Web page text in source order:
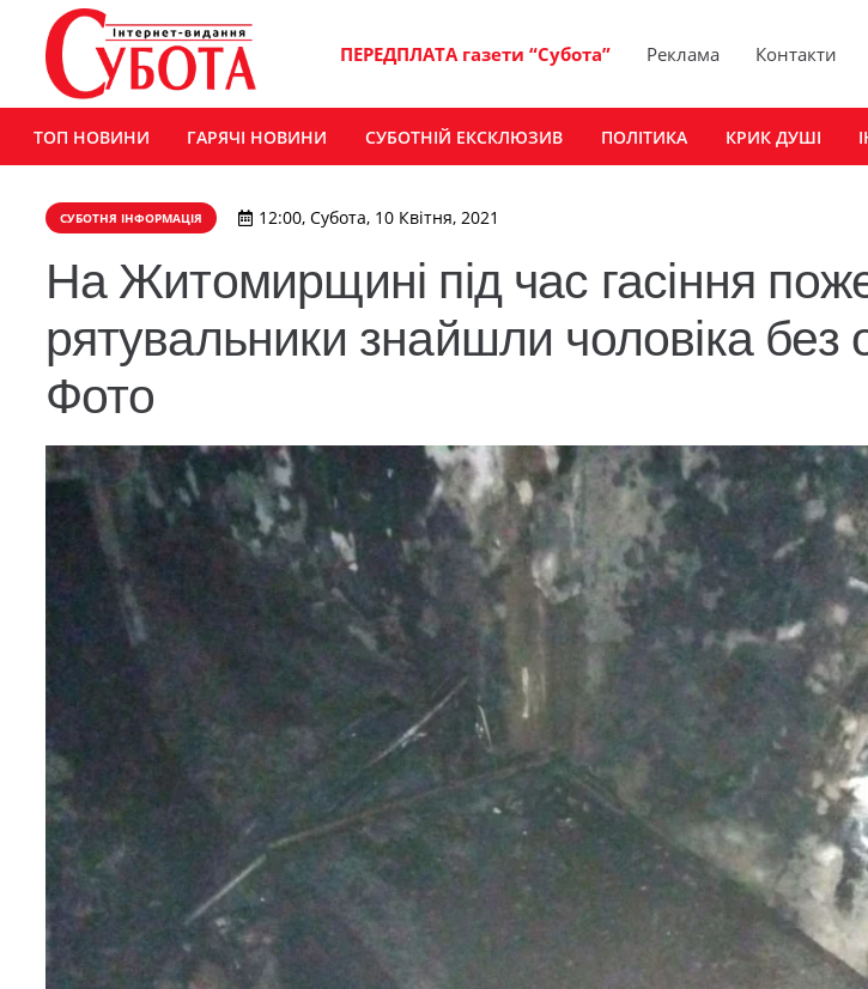
ПЕРЕДПЛАТА газети “Субота” Реклама Контакти
ТОП НОВИНИ ГАРЯЧІ НОВИНИ СУБОТНІЙ ЕКСКЛЮЗИВ ПОЛІТИКА КРИК ДУШІ
СУБОТНЯ ІНФОРМАЦІЯ 12:00, Субота, 10 Квітня, 2021
На Житомирщині під час гасіння
рятувальники знайшли чоловіка без
Фото